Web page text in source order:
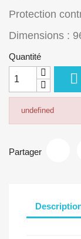
Protection
Dimensions :
Quantité

undefined
Partager